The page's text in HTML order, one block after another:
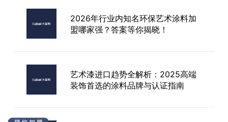
2026年行业内知名环保艺术涂料加
盟哪家强？答案等你揭晓！
艺术漆进口趋势全解析：2025高端
装饰首选的涂料品牌与认证指南